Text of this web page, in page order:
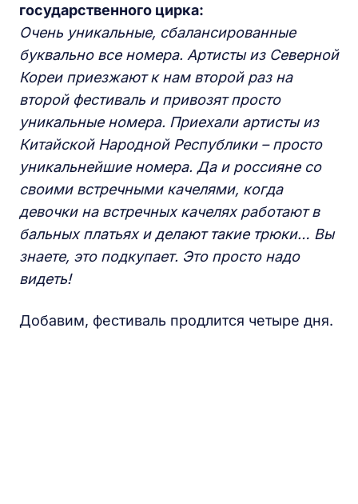
государственного цирка:
Очень уникальные, сбалансированные
буквально все номера. Артисты из Северной
Кореи приезжают к нам второй раз на
второй фестиваль и привозят просто
уникальные номера. Приехали артисты из
Китайской Народной Республики – просто
уникальнейшие номера. Да и россияне со
своими встречными качелями, когда
девочки на встречных качелях работают в
бальных платьях и делают такие трюки… Вы
знаете, это подкупает. Это просто надо
видеть!
Добавим, фестиваль продлится четыре дня.